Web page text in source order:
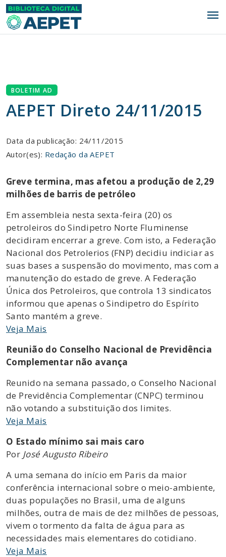
menu
BOLETIM AD
AEPET Direto 24/11/2015
Data da publicação: 24/11/2015
Autor(es): Redação da AEPET
Greve termina, mas afetou a produção de 2,29
milhões de barris de petróleo
Em assembleia nesta sexta-feira (20) os
petroleiros do Sindipetro Norte Fluminense
decidiram encerrar a greve. Com isto, a Federação
Nacional dos Petrolerios (FNP) decidiu indiciar as
suas bases a suspensão do movimento, mas com a
manutenção do estado de greve. A Federação
Única dos Petroleiros, que controla 13 sindicatos
informou que apenas o Sindipetro do Espírito
Santo mantém a greve.
Veja Mais
Reunião do Conselho Nacional de Previdência
Complementar não avança
Reunido na semana passado, o Conselho Nacional
de Previdência Complementar (CNPC) terminou
não votando a substituição dos limites.
Veja Mais
O Estado mínimo sai mais caro
Por José Augusto Ribeiro
A uma semana do início em Paris da maior
conferência internacional sobre o meio-ambiente,
duas populações no Brasil, uma de alguns
milhões, outra de mais de dez milhões de pessoas,
vivem o tormento da falta de água para as
necessidades mais elementares do cotidiano.
Veja Mais